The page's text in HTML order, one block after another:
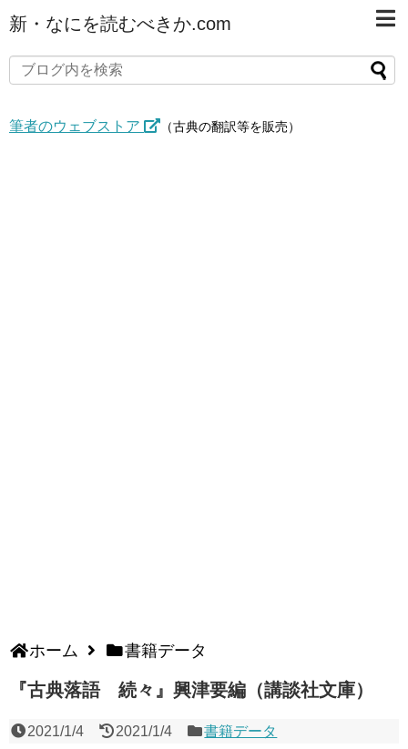
新・なにを読むべきか.com
筆者のウェブストア （古典の翻訳等を販売）
ホーム 書籍データ
『古典落語 続々』興津要編（講談社文庫）
2021/1/4 2021/1/4 書籍データ